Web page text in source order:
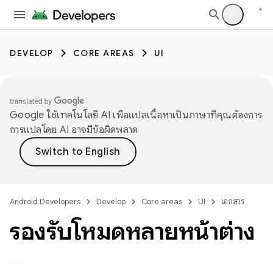
DEVELOP CORE AREAS UI
Google ใช้เทคโนโลยี AI เพื่อแปลเนื้อหาเป็นภาษาที่คุณต้องการ
การแปลโดย AI อาจมีข้อผิดพลาด
Android Developers Develop Core areas UI เอกสาร
รองรับโหมดหลายหน้าต่าง